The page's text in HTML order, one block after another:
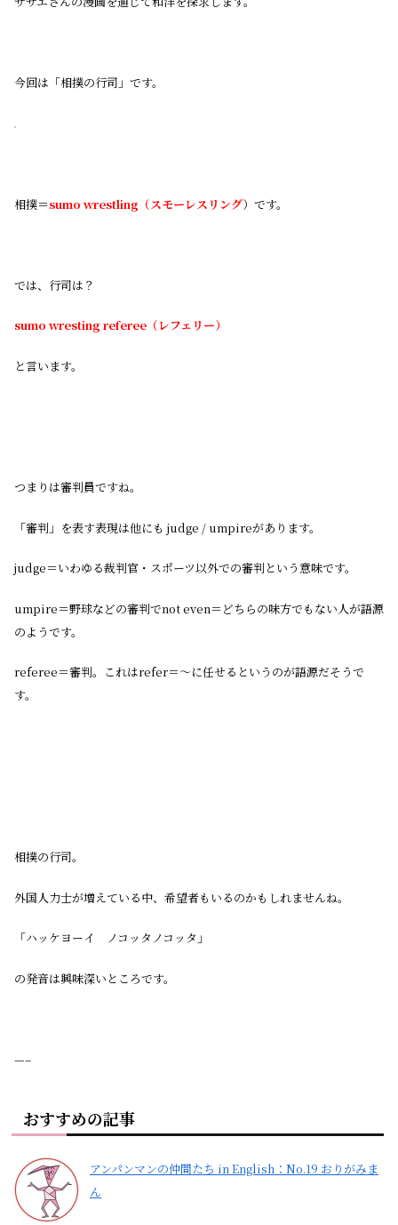
今回は「相撲の行司」です。
相撲＝sumo wrestling（スモーレスリング）です。
では、行司は？
sumo wresting referee（レフェリー）
と言います。
つまりは審判員ですね。
「審判」を表す表現は他にも judge / umpireがあります。
judge＝いわゆる裁判官・スポーツ以外での審判という意味です。
umpire＝野球などの審判でnot even＝どちらの味方でもない人が語源
のようです。
referee＝審判。これはrefer＝〜に任せるというのが語源だそうで
す。
相撲の行司。
外国人力士が増えている中、希望者もいるのかもしれませんね。
「ハッケヨーイ ノコッタノコッタ」
の発音は興味深いところです。
—–
おすすめの記事
アンパンマンの仲間たち in English：No.19 おりがみま
ん